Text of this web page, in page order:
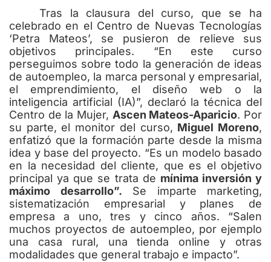
Tras la clausura del curso, que se ha
celebrado en el Centro de Nuevas Tecnologías
‘Petra Mateos’, se pusieron de relieve sus
objetivos principales. “En este curso
perseguimos sobre todo la generación de ideas
de autoempleo, la marca personal y empresarial,
el emprendimiento, el diseño web o la
inteligencia artificial (IA)”, declaró la técnica del
Centro de la Mujer, Ascen Mateos-Aparicio. Por
su parte, el monitor del curso, Miguel Moreno,
enfatizó que la formación parte desde la misma
idea y base del proyecto. “Es un modelo basado
en la necesidad del cliente, que es el objetivo
principal ya que se trata de mínima inversión y
máximo desarrollo”. Se imparte marketing,
sistematización empresarial y planes de
empresa a uno, tres y cinco años. “Salen
muchos proyectos de autoempleo, por ejemplo
una casa rural, una tienda online y otras
modalidades que general trabajo e impacto”.